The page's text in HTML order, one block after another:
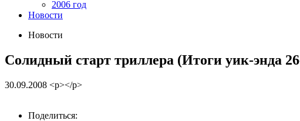
2006 год
Новости
Новости
Солидный старт триллера (Итоги уик-энда
30.09.2008 <p></p>
Поделиться: